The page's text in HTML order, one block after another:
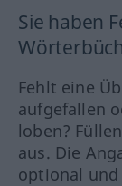
Sie haben
Fehlt eine
aufgefallen
loben?
aus. Die
optional